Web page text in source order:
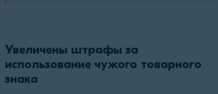
Увеличены штрафы за
использование чужого товарного
знака